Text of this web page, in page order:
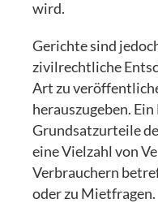
wird.
Gerichte sind
zivilrechtliche
Art zu
herauszugeben.
Grundsatzurteile
eine Vielzahl von
Verbrauchern
oder zu Mietfragen.